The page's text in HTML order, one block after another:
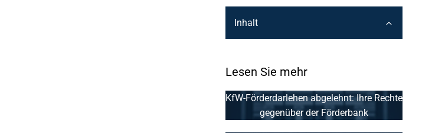
Inhalt
Lesen Sie mehr
KfW-Förderdarlehen abgelehnt: Ihre Rechte
gegenüber der Förderbank